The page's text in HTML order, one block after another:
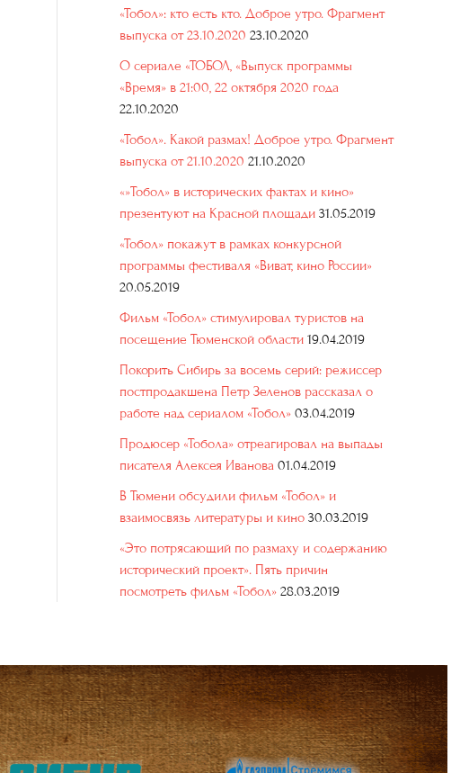
«Тобол»: кто есть кто. Доброе утро. Фрагмент
выпуска от 23.10.2020 23.10.2020
О сериале «ТОБОЛ, «Выпуск программы
«Время» в 21:00, 22 октября 2020 года
22.10.2020
«Тобол». Какой размах! Доброе утро. Фрагмент
выпуска от 21.10.2020 21.10.2020
«»Тобол» в исторических фактах и кино»
презентуют на Красной площади 31.05.2019
«Тобол» покажут в рамках конкурсной
программы фестиваля «Виват, кино России»
20.05.2019
Фильм «Тобол» стимулировал туристов на
посещение Тюменской области 19.04.2019
Покорить Сибирь за восемь серий: режиссер
постпродакшена Петр Зеленов рассказал о
работе над сериалом «Тобол» 03.04.2019
Продюсер «Тобола» отреагировал на выпады
писателя Алексея Иванова 01.04.2019
В Тюмени обсудили фильм «Тобол» и
взаимосвязь литературы и кино 30.03.2019
«Это потрясающий по размаху и содержанию
исторический проект». Пять причин
посмотреть фильм «Тобол» 28.03.2019